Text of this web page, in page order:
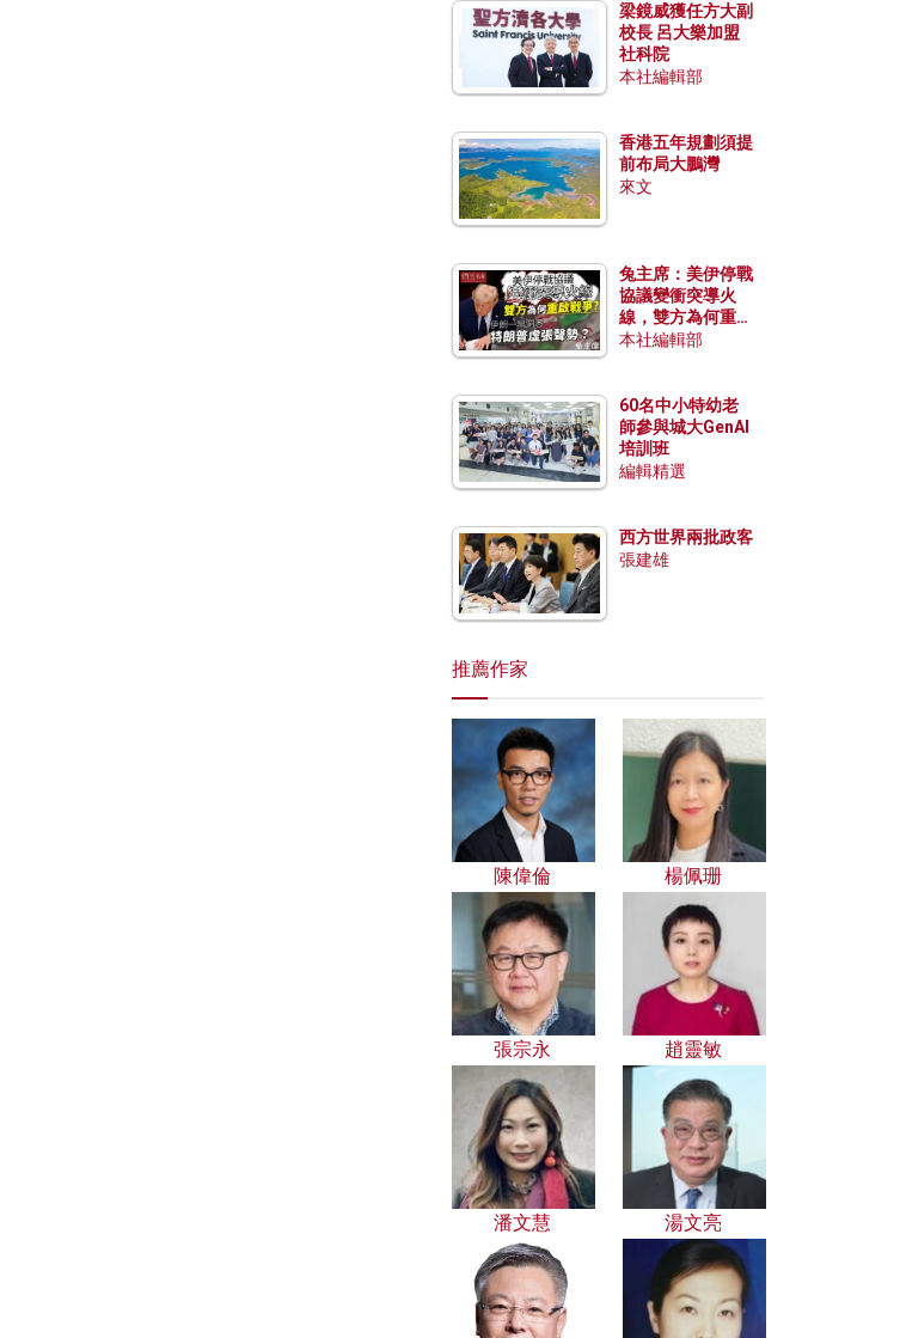
梁鏡威獲任方大副
校長 呂大樂加盟
社科院
本社編輯部
香港五年規劃須提
前布局大鵬灣
來文
兔主席：美伊停戰
協議變衝突導火
線，雙方為何重啟
戰爭？伊朗一早洞
本社編輯部
60名中小特幼老
師參與城大GenAI
培訓班
編輯精選
西方世界兩批政客
張建雄
推薦作家
陳偉倫 楊佩珊
張宗永 趙靈敏
潘文慧 湯文亮